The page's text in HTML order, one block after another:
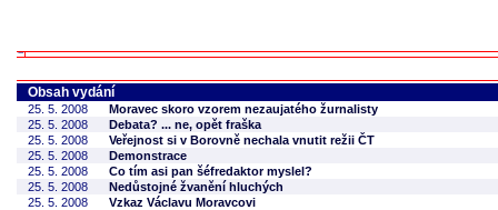
Obsah vydání
25. 5. 2008
Moravec skoro vzorem nezaujatého žurnalisty
25. 5. 2008
Debata? ... ne, opět fraška
25. 5. 2008
Veřejnost si v Borovně nechala vnutit režii ČT
25. 5. 2008
Demonstrace
25. 5. 2008
Co tím asi pan šéfredaktor myslel?
25. 5. 2008
Nedůstojné žvanění hluchých
25. 5. 2008
Vzkaz Václavu Moravcovi